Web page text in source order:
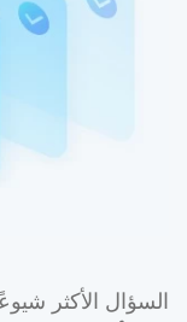
السؤال الأكثر